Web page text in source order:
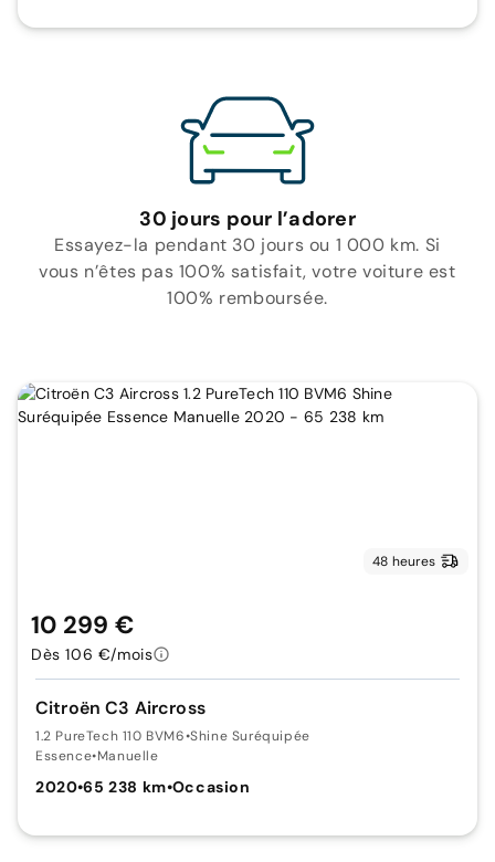
30 jours pour l’adorer
Essayez-la pendant 30 jours ou 1 000 km. Si
vous n’êtes pas 100% satisfait, votre voiture est
100% remboursée.
48 heures
Citroën C3 Aircross
1.2 PureTech 110 BVM6•Shine Suréquipée
Essence•Manuelle
2020•65 238 km•Occasion
10 299 €
Dès 106 €/mois